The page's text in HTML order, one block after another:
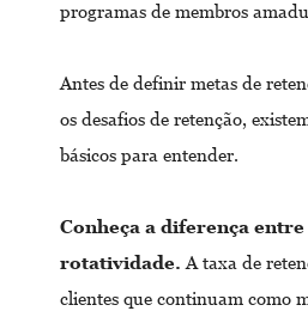
programas de membros
Antes de definir metas de
os desafios de retenção,
básicos para entender.
Conheça a diferença
rotatividade. A taxa de
clientes que continuam como